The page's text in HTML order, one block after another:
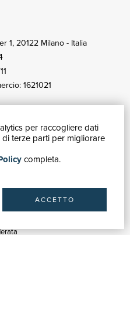
per raccogliere dati
terze parti per migliorare
completa.
ACCETTO
1, 20122 Milano - Italia
1621021